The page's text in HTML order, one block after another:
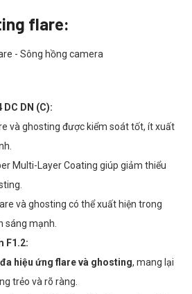
flare:
DN (C):
và ghosting được kiểm soát tốt, ít xuất
Multi-Layer Coating giúp giảm thiểu
và ghosting có thể xuất hiện trong
sáng mạnh.
F1.2:
đa hiệu ứng flare và ghosting, mang lại
trẻo và rõ ràng.